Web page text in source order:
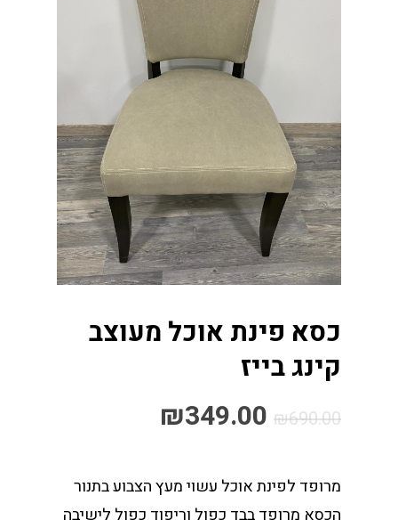
כסא פינת אוכל מעוצב
קינג בייז
₪690.00
₪349.00
מרופד לפינת אוכל עשוי מעץ הצבוע בתנור
הכסא מרופד בבד כפול וריפוד כפול לישיבה